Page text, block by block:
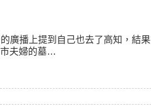
廣播上提到自己也去了高知，結
夫婦的墓…